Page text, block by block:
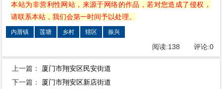
本站为非营利性网站，来源于网络的作品，若对您造成了侵权，
请联系本站，我们会第一时间予以处理。
内厝镇 莲塘 乡村 辖区 振兴
阅读:138 评论:0
上一篇： 厦门市翔安区民安街道
下一篇： 厦门市翔安区新店街道